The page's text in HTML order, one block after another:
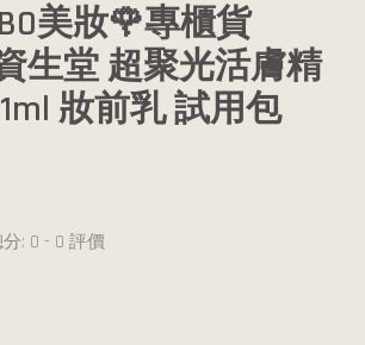
美妝🌹專櫃貨
資生堂 超聚光活膚精
妝前乳 試用包
: 0 - 0 評價